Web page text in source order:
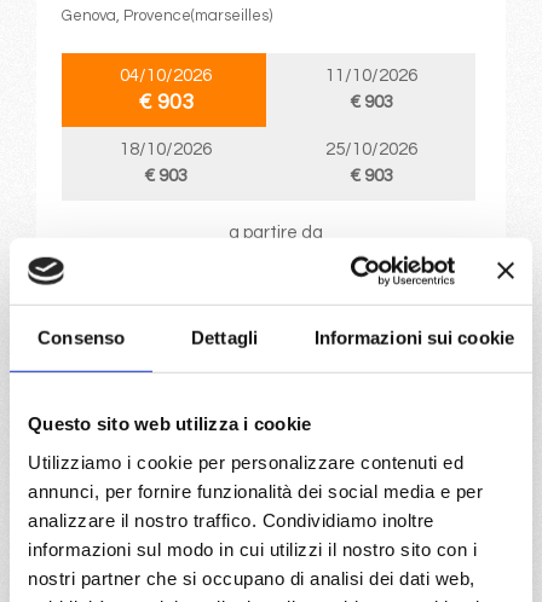
Consenso Dettagli Informazioni sui cookie
Questo sito web utilizza i cookie
Utilizziamo i cookie per personalizzare contenuti ed
annunci, per fornire funzionalità dei social media e per
analizzare il nostro traffico. Condividiamo inoltre
informazioni sul modo in cui utilizzi il nostro sito con i
nostri partner che si occupano di analisi dei dati web,
Genova, Provence(marseilles)
04/10/2026
€ 903
11/10/2026
€ 903
18/10/2026
€ 903
25/10/2026
€ 903
a partire da
Mediterraneo 8 giorni
daGenovacon
Genova, Napoli, Messina, Valletta, Barcellona, Marsiglia,